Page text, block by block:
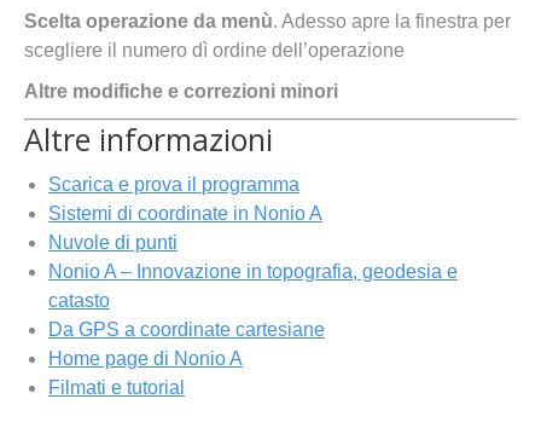
Scelta operazione da menù. Adesso apre la finestra per
scegliere il numero dì ordine dell’operazione
Altre modifiche e correzioni minori
Altre informazioni
Scarica e prova il programma
Sistemi di coordinate in Nonio A
Nuvole di punti
Nonio A – Innovazione in topografia, geodesia e
catasto
Da GPS a coordinate cartesiane
Home page di Nonio A
Filmati e tutorial